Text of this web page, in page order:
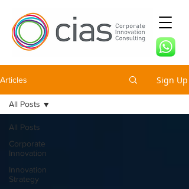
Articles Sign Up
All Posts
Corporate
Innovation
Innovation
Strategy
All Posts